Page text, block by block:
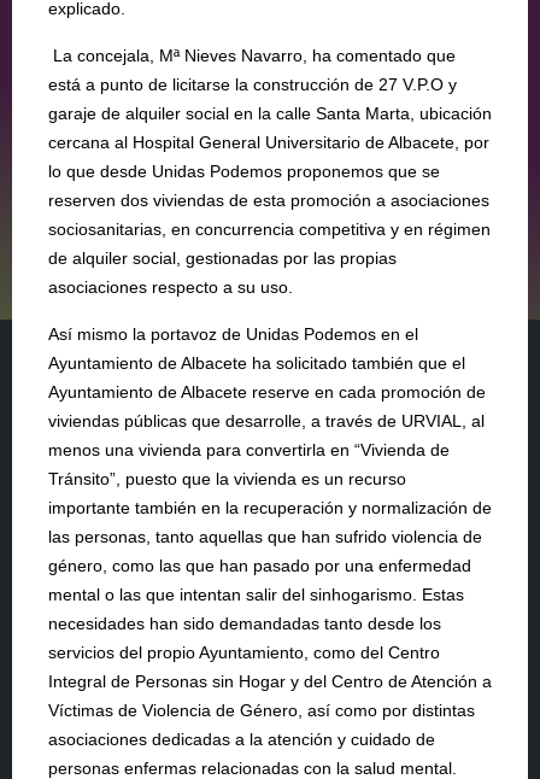
explicado.
La concejala, Mª Nieves Navarro, ha comentado que
está a punto de licitarse la construcción de 27 V.P.O y
garaje de alquiler social en la calle Santa Marta, ubicación
cercana al Hospital General Universitario de Albacete, por
lo que desde Unidas Podemos proponemos que se
reserven dos viviendas de esta promoción a asociaciones
sociosanitarias, en concurrencia competitiva y en régimen
de alquiler social, gestionadas por las propias
asociaciones respecto a su uso.
Así mismo la portavoz de Unidas Podemos en el
Ayuntamiento de Albacete ha solicitado también que el
Ayuntamiento de Albacete reserve en cada promoción de
viviendas públicas que desarrolle, a través de URVIAL, al
menos una vivienda para convertirla en “Vivienda de
Tránsito”, puesto que la vivienda es un recurso
importante también en la recuperación y normalización de
las personas, tanto aquellas que han sufrido violencia de
género, como las que han pasado por una enfermedad
mental o las que intentan salir del sinhogarismo. Estas
necesidades han sido demandadas tanto desde los
servicios del propio Ayuntamiento, como del Centro
Integral de Personas sin Hogar y del Centro de Atención a
Víctimas de Violencia de Género, así como por distintas
asociaciones dedicadas a la atención y cuidado de
personas enfermas relacionadas con la salud mental.